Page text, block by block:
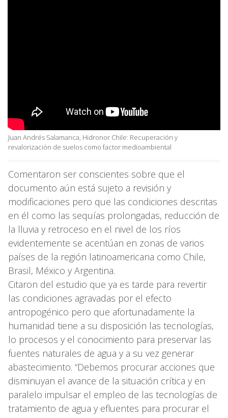
Juan Andrés Salamanca, Hidronor Chile: Recuperación y
revalorización de suelos como factor medioambiental
Comentaron ser conscientes sobre que el
documento aún está sujeto a revisión y
modificaciones pero que las condiciones descritas
en él como las sequías prolongadas, reducción de
la lluvia y retroceso en el nivel de los ríos
evidentemente se acentúan en zonas de varios
países de la región latinoamericana como Chile,
Brasil, México y Argentina.
Citaron del estudio que ya es tarde para revertir
las condiciones agravadas por el efecto
antropogénico pero que afortunadamente la
humanidad tiene a su disposición las tecnologías,
lo procesos y el conocimiento para preservar las
fuentes naturales de agua y a su vez generar
abastecimiento. “Debemos procurar acciones que
disminuyan el avance de la situación crítica y en
paralelo impulsar el empleo de las tecnologías de
tratamiento de agua y efluentes para procurar el